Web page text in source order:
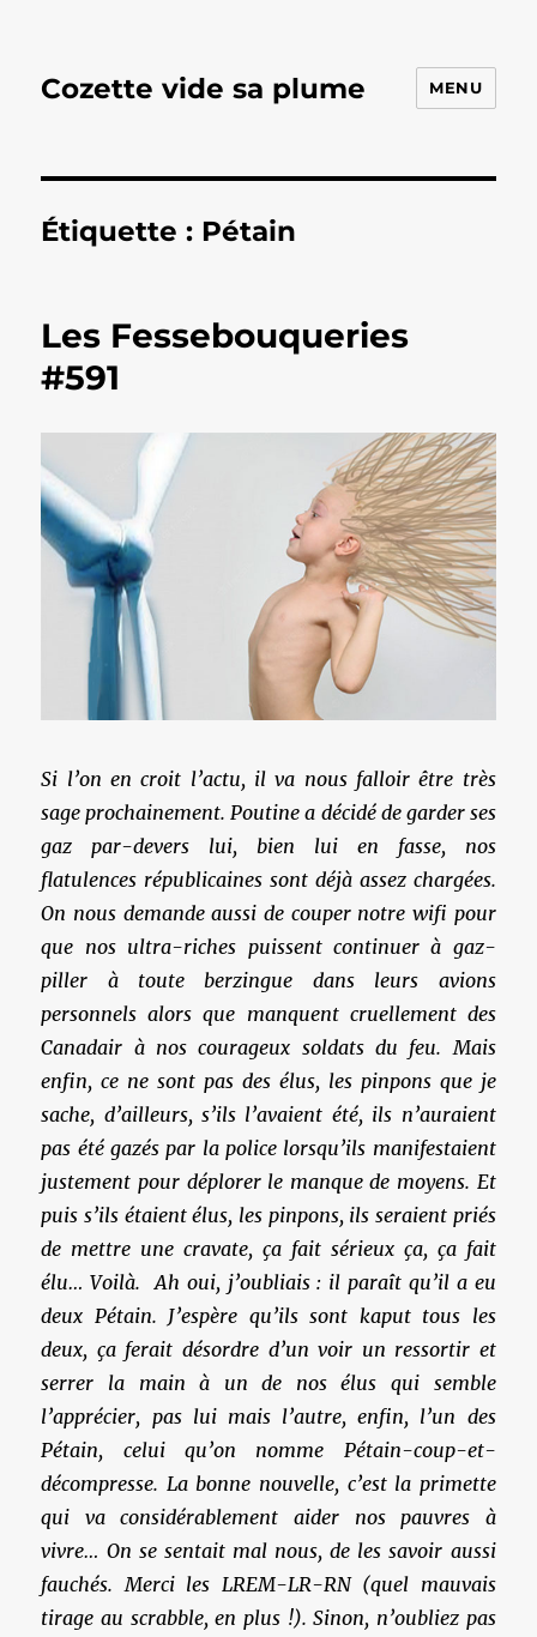
Cozette vide sa plume MENU
Étiquette : Pétain
Les Fessebouqueries
#591
Si l’on en croit l’actu, il va nous falloir être très
sage prochainement. Poutine a décidé de garder ses
gaz par-devers lui, bien lui en fasse, nos
flatulences républicaines sont déjà assez chargées.
On nous demande aussi de couper notre wifi pour
que nos ultra-riches puissent continuer à gaz-
piller à toute berzingue dans leurs avions
personnels alors que manquent cruellement des
Canadair à nos courageux soldats du feu. Mais
enfin, ce ne sont pas des élus, les pinpons que je
sache, d’ailleurs, s’ils l’avaient été, ils n’auraient
pas été gazés par la police lorsqu’ils manifestaient
justement pour déplorer le manque de moyens. Et
puis s’ils étaient élus, les pinpons, ils seraient priés
de mettre une cravate, ça fait sérieux ça, ça fait
élu… Voilà. Ah oui, j’oubliais : il paraît qu’il a eu
deux Pétain. J’espère qu’ils sont kaput tous les
deux, ça ferait désordre d’un voir un ressortir et
serrer la main à un de nos élus qui semble
l’apprécier, pas lui mais l’autre, enfin, l’un des
Pétain, celui qu’on nomme Pétain-coup-et-
décompresse. La bonne nouvelle, c’est la primette
qui va considérablement aider nos pauvres à
vivre… On se sentait mal nous, de les savoir aussi
fauchés. Merci les LREM-LR-RN (quel mauvais
tirage au scrabble, en plus !). Sinon, n’oubliez pas